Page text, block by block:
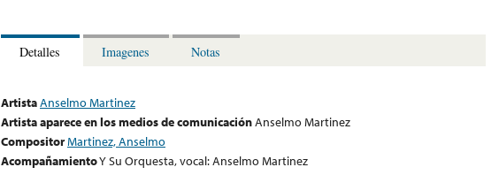
Detalles Imagenes Notas
ArtistaAnselmo Martinez
Artista aparece en los medios de comunicaciónAnselmo Martinez
CompositorMartinez, Anselmo
AcompañamientoY Su Orquesta, vocal: Anselmo Martinez